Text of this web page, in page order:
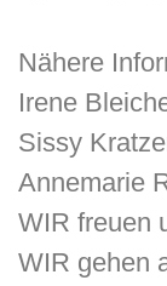
Nähere
Irene
Sissy
Annemarie
WIR freuen
WIR gehen